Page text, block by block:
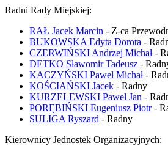
Radni Rady Miejskiej:
RAŁ Jacek Marcin - Z-ca
BUKOWSKA Edyta Dorota -
CZERWIŃSKI Andrzej Michał-
DETKO Sławomir Tadeusz -
KACZYŃSKI Paweł Michał-
KOŚCIAŃSKI Jacek - Radny
KURZELEWSKI Paweł Jan -
PORĘBIŃSKI Eugeniusz Piotr-
SULIGA Ryszard - Radny
Kierownicy Jednostek Organizacyjnych: